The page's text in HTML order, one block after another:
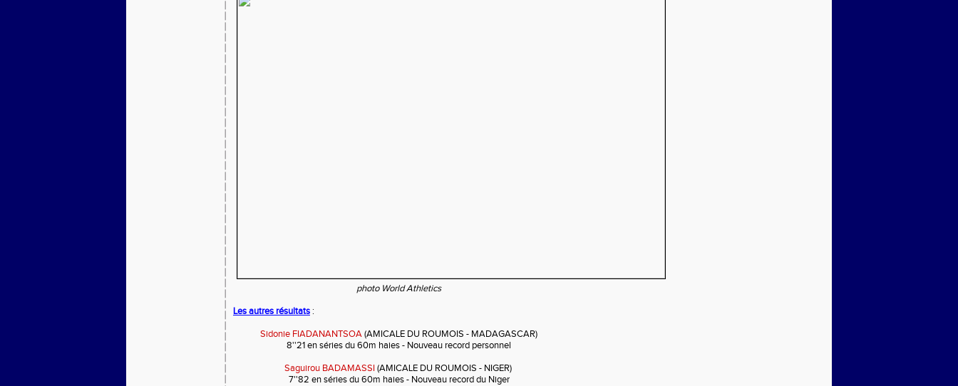
photo World Athletics
Les autres résultats :
Sidonie FIADANANTSOA(AMICALE DU ROUMOIS - MADAGASCAR)
8''21 en séries du 60m haies - Nouveau record personnel
Saguirou BADAMASSI(AMICALE DU ROUMOIS - NIGER)
7''82 en séries du 60m haies - Nouveau record du Niger